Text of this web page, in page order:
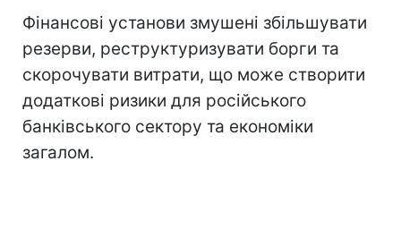
Фінансові установи змушені збільшувати
резерви, реструктуризувати борги та
скорочувати витрати, що може створити
додаткові ризики для російського
банківського сектору та економіки
загалом.